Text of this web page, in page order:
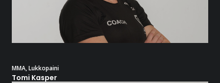
MMA,Lukkopaini
Tomi Kasper